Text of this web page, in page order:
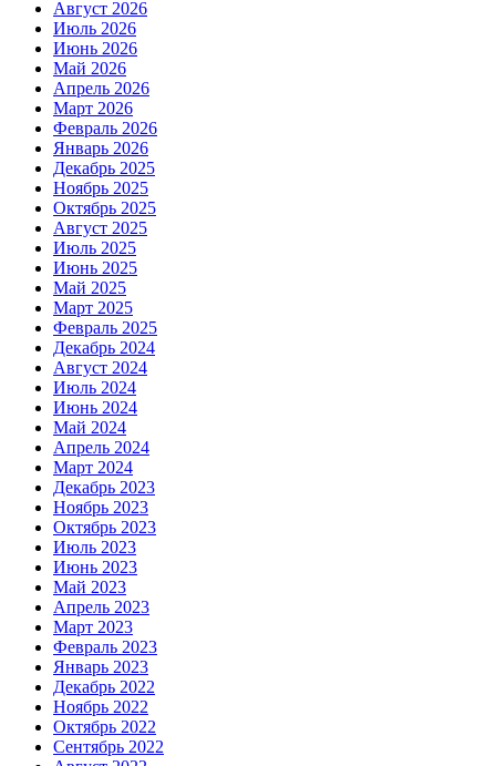
Август 2026
Июль 2026
Июнь 2026
Май 2026
Апрель 2026
Март 2026
Февраль 2026
Январь 2026
Декабрь 2025
Ноябрь 2025
Октябрь 2025
Август 2025
Июль 2025
Июнь 2025
Май 2025
Март 2025
Февраль 2025
Декабрь 2024
Август 2024
Июль 2024
Июнь 2024
Май 2024
Апрель 2024
Март 2024
Декабрь 2023
Ноябрь 2023
Октябрь 2023
Июль 2023
Июнь 2023
Май 2023
Апрель 2023
Март 2023
Февраль 2023
Январь 2023
Декабрь 2022
Ноябрь 2022
Октябрь 2022
Сентябрь 2022